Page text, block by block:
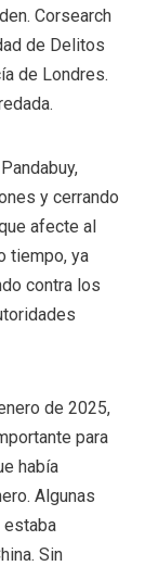
Corsearch
de Delitos
de Londres.
y cerrando
afecte al
tiempo, ya
contra los
de 2025,
para
había
Algunas
estaba
Sin